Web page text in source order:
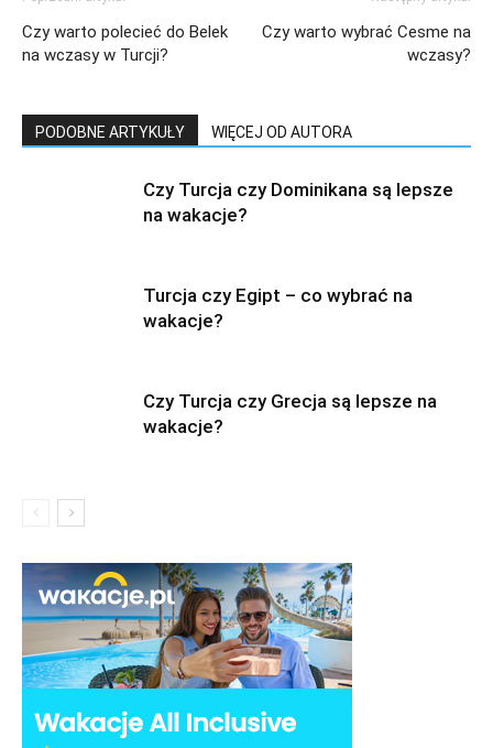
Czy warto polecieć do Belek
na wczasy w Turcji?
Czy warto wybrać Cesme na
wczasy?
PODOBNE ARTYKUŁY WIĘCEJ OD AUTORA
Czy Turcja czy Dominikana są lepsze
na wakacje?
Turcja czy Egipt – co wybrać na
wakacje?
Czy Turcja czy Grecja są lepsze na
wakacje?